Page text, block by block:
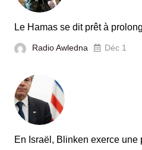
Le Hamas se dit prêt à
Radio Awledna Déc 1
En Israël, Blinken exerce une